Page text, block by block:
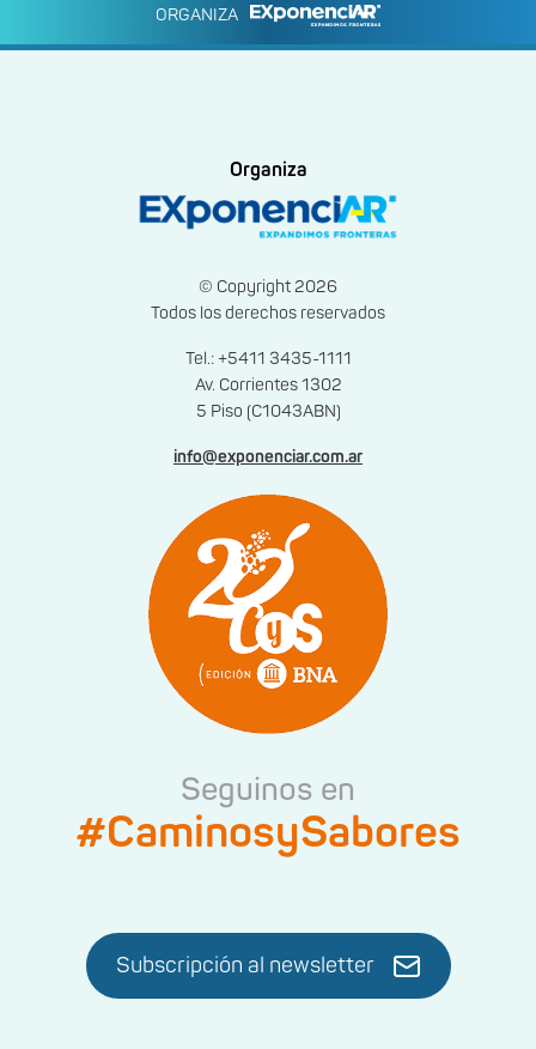
ORGANIZA
Organiza
© Copyright 2026
Todos los derechos reservados
Tel.: +5411 3435-1111
Av. Corrientes 1302
5 Piso (C1043ABN)
info@exponenciar.com.ar
Seguinos en
#CaminosySabores
Subscripción al newsletter